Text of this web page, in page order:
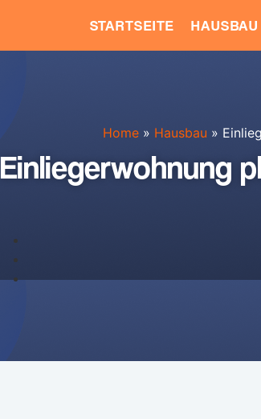
STARTSEITE HAUSBAU
Home » Hausbau »
Einliegerwohnung